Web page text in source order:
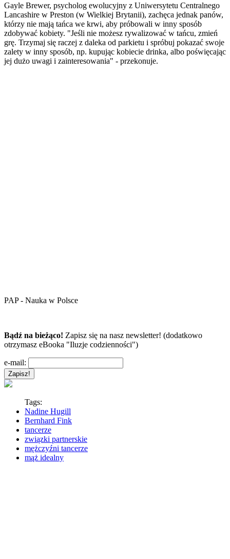
Gayle Brewer, psycholog ewolucyjny z Uniwersytetu Centralnego
Lancashire w Preston (w Wielkiej Brytanii), zachęca jednak panów,
którzy nie mają tańca we krwi, aby próbowali w inny sposób
zdobywać kobiety. "Jeśli nie możesz rywalizować w tańcu, zmień
grę. Trzymaj się raczej z daleka od parkietu i spróbuj pokazać swoje
zalety w inny sposób, np. kupując kobiecie drinka, albo poświęcając
jej dużo uwagi i zainteresowania" - przekonuje.
PAP - Nauka w Polsce
Bądź na bieżąco! Zapisz się na nasz newsletter! (dodatkowo
otrzymasz eBooka "Iluzje codzienności")
e-mail:
Tags:
Nadine Hugill
Bernhard Fink
tancerze
związki partnerskie
mężczyźni tancerze
mąż idealny